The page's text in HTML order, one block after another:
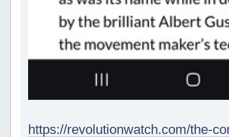
https://revolutionwatch.com/the-